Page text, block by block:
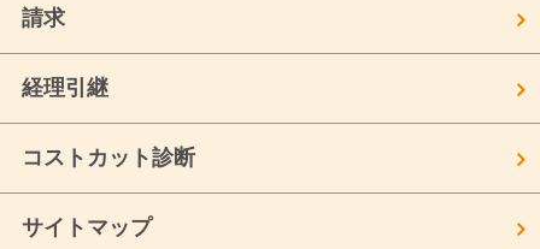
請求
経理引継
コストカット診断
サイトマップ